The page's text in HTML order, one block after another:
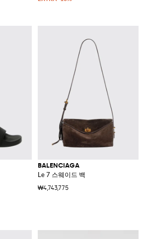
BALENCIAGA
Le 7 스웨이드 백
₩4,743,775